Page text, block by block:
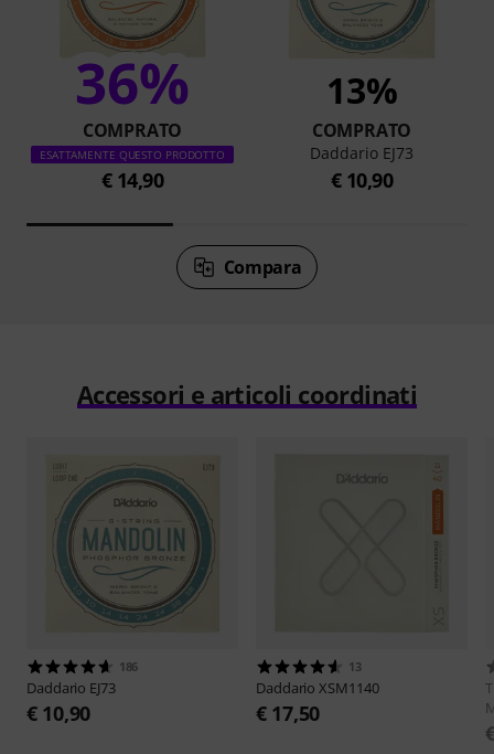
36%
COMPRATO
ESATTAMENTE QUESTO PRODOTTO
€ 14,90
13%
COMPRATO
Daddario EJ73
€ 10,90
Compara
Accessori e articoli coordinati
186
Daddario EJ73
€ 10,90
13
DaddarioXSM1140
€ 17,50